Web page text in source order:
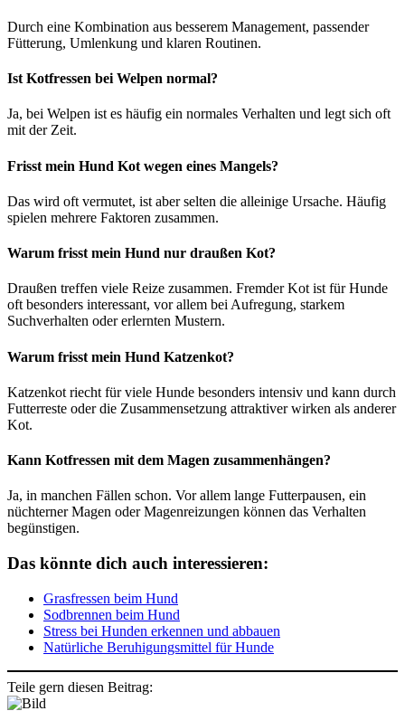
Durch eine Kombination aus besserem Management, passender
Fütterung, Umlenkung und klaren Routinen.
Ist Kotfressen bei Welpen normal?
Ja, bei Welpen ist es häufig ein normales Verhalten und legt sich oft
mit der Zeit.
Frisst mein Hund Kot wegen eines Mangels?
Das wird oft vermutet, ist aber selten die alleinige Ursache. Häufig
spielen mehrere Faktoren zusammen.
Warum frisst mein Hund nur draußen Kot?
Draußen treffen viele Reize zusammen. Fremder Kot ist für Hunde
oft besonders interessant, vor allem bei Aufregung, starkem
Suchverhalten oder erlernten Mustern.
Warum frisst mein Hund Katzenkot?
Katzenkot riecht für viele Hunde besonders intensiv und kann durch
Futterreste oder die Zusammensetzung attraktiver wirken als anderer
Kot.
Kann Kotfressen mit dem Magen zusammenhängen?
Ja, in manchen Fällen schon. Vor allem lange Futterpausen, ein
nüchterner Magen oder Magenreizungen können das Verhalten
begünstigen.
Das könnte dich auch interessieren:
Grasfressen beim Hund
Sodbrennen beim Hund
Stress bei Hunden erkennen und abbauen
Natürliche Beruhigungsmittel für Hunde
Teile gern diesen Beitrag: